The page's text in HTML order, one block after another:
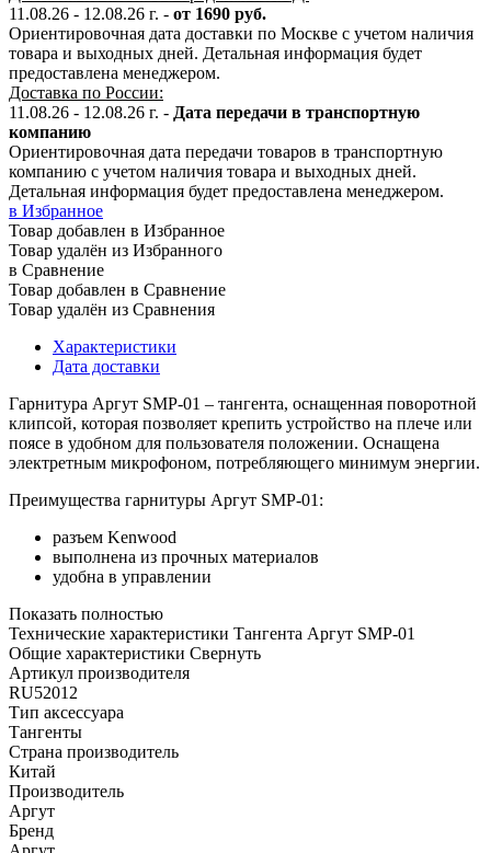
11.08.26 - 12.08.26 г. - от 1690 руб.
Ориентировочная дата доставки по Москве с учетом наличия
товара и выходных дней. Детальная информация будет
предоставлена менеджером.
Доставка по России:
11.08.26 - 12.08.26 г. - Дата передачи в транспортную
компанию
Ориентировочная дата передачи товаров в транспортную
компанию с учетом наличия товара и выходных дней.
Детальная информация будет предоставлена менеджером.
в Избранное
Товар добавлен в Избранное
Товар удалён из Избранного
в Сравнение
Товар добавлен в Сравнение
Товар удалён из Сравнения
Характеристики
Дата доставки
Гарнитура Аргут SMP-01 – тангента, оснащенная поворотной
клипсой, которая позволяет крепить устройство на плече или
поясе в удобном для пользователя положении. Оснащена
электретным микрофоном, потребляющего минимум энергии.
Преимущества гарнитуры Аргут SMP-01:
разъем Kenwood
выполнена из прочных материалов
удобна в управлении
Показать полностью
Технические характеристики Тангента Аргут SMP-01
Общие характеристики Свернуть
Артикул производителя
RU52012
Тип аксессуара
Тангенты
Страна производитель
Китай
Производитель
Аргут
Бренд